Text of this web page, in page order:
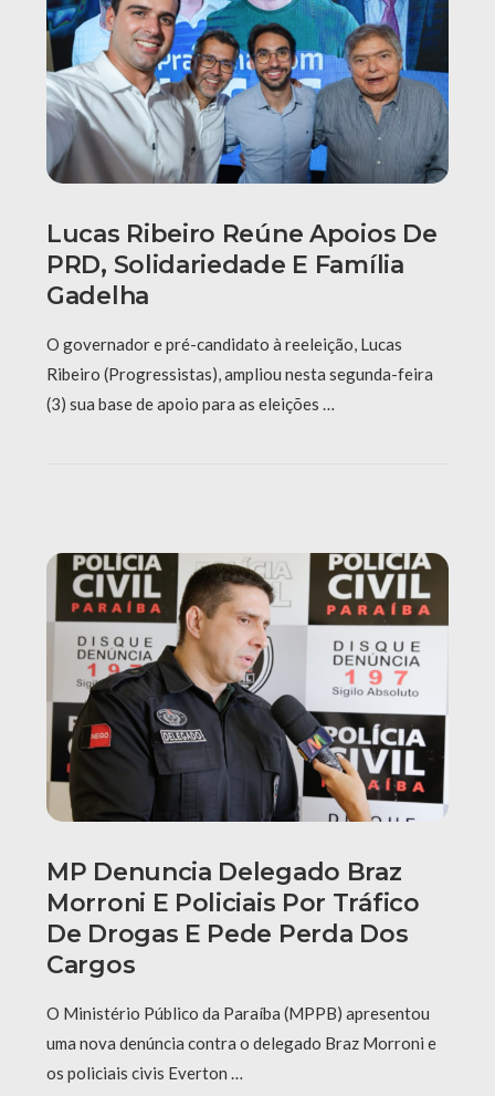
Lucas Ribeiro Reúne Apoios De
PRD, Solidariedade E Família
Gadelha
O governador e pré-candidato à reeleição, Lucas
Ribeiro (Progressistas), ampliou nesta segunda-feira
(3) sua base de apoio para as eleições …
MP Denuncia Delegado Braz
Morroni E Policiais Por Tráfico
De Drogas E Pede Perda Dos
Cargos
O Ministério Público da Paraíba (MPPB) apresentou
uma nova denúncia contra o delegado Braz Morroni e
os policiais civis Everton …